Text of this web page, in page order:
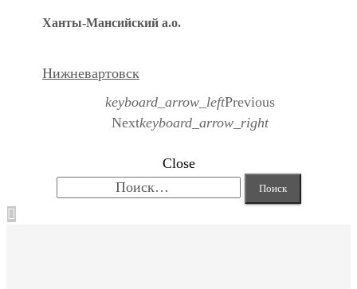
Ханты-Мансийский а.о.
Нижневартовск
keyboard_arrow_leftPrevious
Nextkeyboard_arrow_right
Close